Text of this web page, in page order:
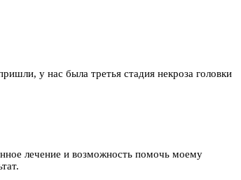
у нас была третья стадия некроза головки
лечение и возможность помочь моему